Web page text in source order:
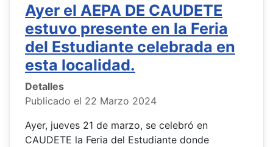
Ayer el AEPA DE CAUDETE
estuvo presente en la Feria
del Estudiante celebrada en
esta localidad.
Detalles
Publicado el 22 Marzo 2024
Ayer, jueves 21 de marzo, se celebró en
CAUDETE la Feria del Estudiante donde